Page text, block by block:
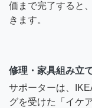
価まで完了すると
きます。
修理・家具組み立
サポーターは、
グを受けた「イケ